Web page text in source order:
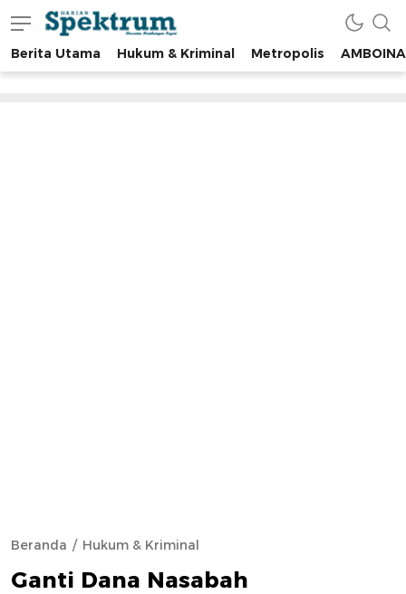
spektrumonline.com
Berita Utama Hukum & Kriminal Metropolis AMBOINA
Beranda Hukum & Kriminal
Ganti Dana Nasabah